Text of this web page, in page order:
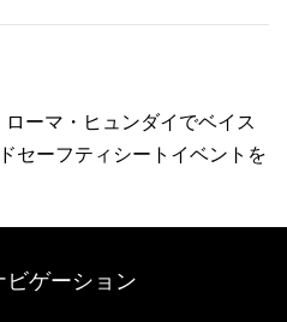
ーマ・ヒュンダイでベイス
セーフティシートイベントを
ビゲーション